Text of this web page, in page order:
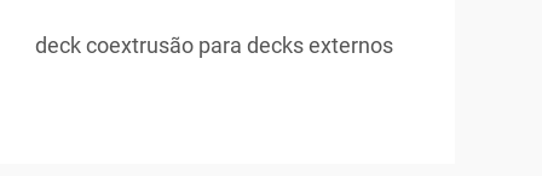
deck coextrusão para decks externos